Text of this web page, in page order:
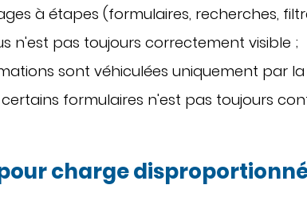
à étapes (formulaires, recherches,
n'est pas toujours correctement visible ;
sont véhiculées uniquement par
formulaires n'est pas toujours
charge